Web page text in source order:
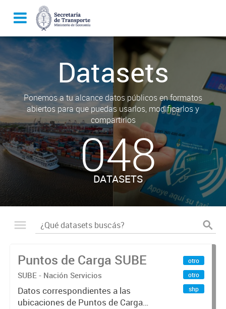
Datasets
Ponemos a tu alcance datos públicos en formatos
abiertos para que puedas usarlos, modificarlos y
compartirlos
048
DATASETS
Puntos de Carga SUBE
SUBE - Nación Servicios
Datos correspondientes a las
ubicaciones de Puntos de Carga
otro
otro
shp